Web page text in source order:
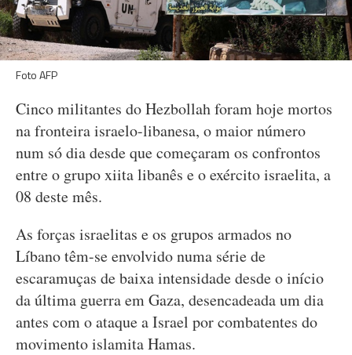
Foto AFP
Cinco militantes do Hezbollah foram hoje mortos
na fronteira israelo-libanesa, o maior número
num só dia desde que começaram os confrontos
entre o grupo xiita libanês e o exército israelita, a
08 deste mês.
As forças israelitas e os grupos armados no
Líbano têm-se envolvido numa série de
escaramuças de baixa intensidade desde o início
da última guerra em Gaza, desencadeada um dia
antes com o ataque a Israel por combatentes do
movimento islamita Hamas.